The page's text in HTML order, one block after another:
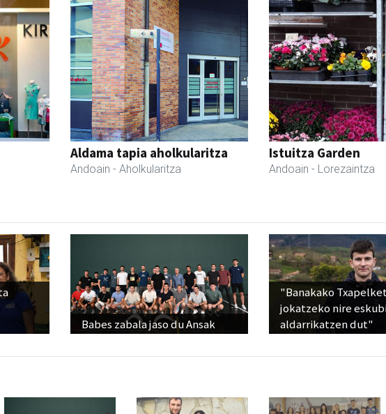
Aldama tapia aholkularitza
Andoain - Aholkularitza
Istuitza Garden
Andoain - Lorezaintza
Babes zabala jaso du Ansak
"Banakako
jokatzeko nire
aldarrikatzen dut"